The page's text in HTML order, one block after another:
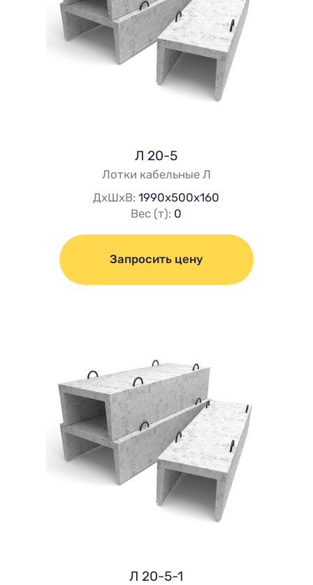
Л 20-5
Лотки кабельные Л
ДхШхВ:1990х500х160
Вес (т): 0
Запросить цену
Л 20-5-1